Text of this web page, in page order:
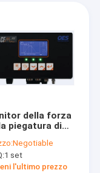
della forza
piegatura di
forma del
nero di due
Negotiable
1 set
l'ultimo prezzo